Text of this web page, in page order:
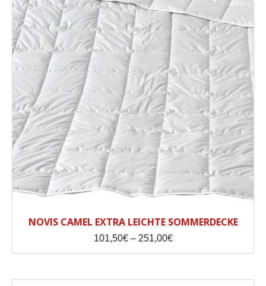
NOVIS CAMEL EXTRA LEICHTE SOMMERDECKE
101,50€ – 251,00€Price
251,00€